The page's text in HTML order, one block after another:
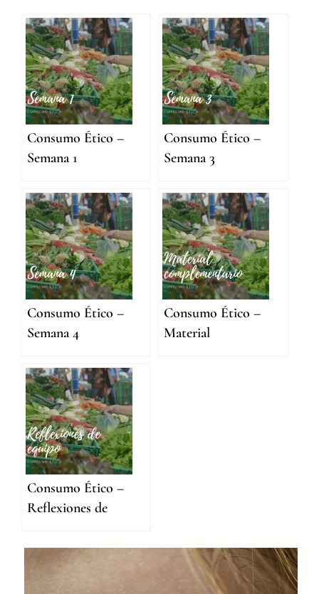
Consumo Ético –
Semana 1
Consumo Ético –
Semana 3
Consumo Ético –
Semana 4
Consumo Ético –
Material
Consumo Ético –
Reflexiones de